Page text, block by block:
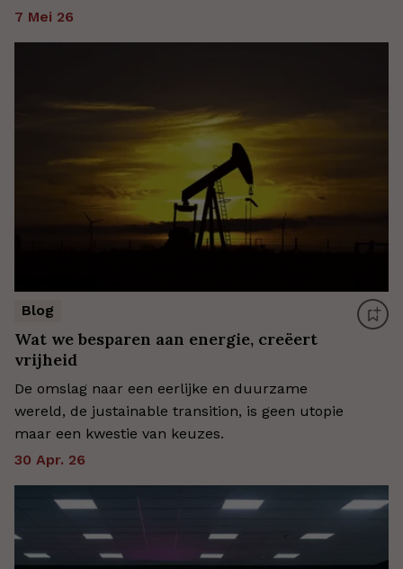
7 Mei 26
Blog
Wat we besparen aan energie, creëert
vrijheid
De omslag naar een eerlijke en duurzame
wereld, de justainable transition, is geen utopie
maar een kwestie van keuzes.
30 Apr. 26